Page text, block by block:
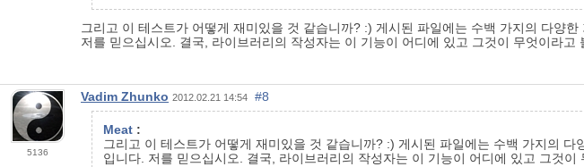
그리고 이 테스트가 어떻게 재미있을 것 같습니까? :) 게시된 파일에는 수백 가지의 다양
저를 믿으십시오. 결국, 라이브러리의 작성자는 이 기능이 어디에 있고 그것이 무엇이라
5136
Vadim Zhunko 2012.02.21 14:54 #8
Meat :
그리고 이 테스트가 어떻게 재미있을 것 같습니까? :) 게시된 파일에는 수백 가지의
입니다. 저를 믿으십시오. 결국, 라이브러리의 작성자는 이 기능이 어디에 있고 그것